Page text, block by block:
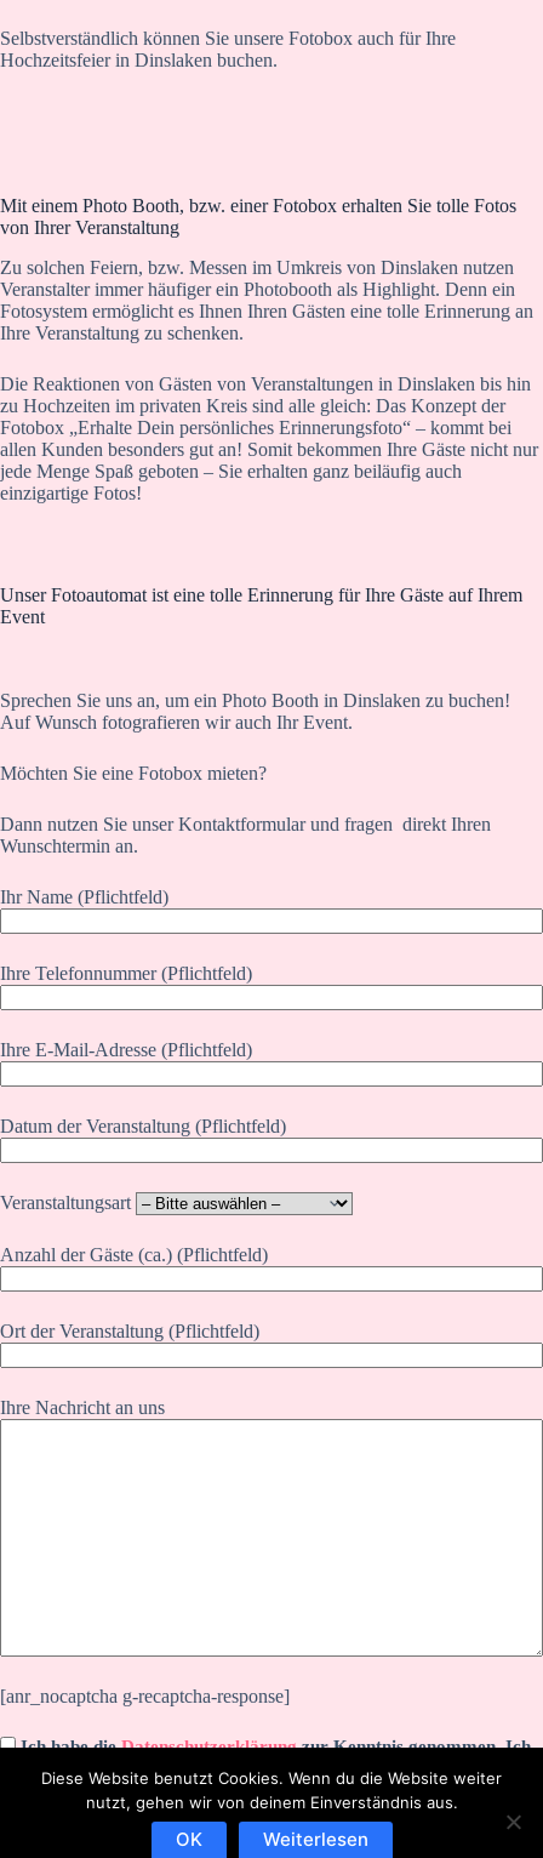
Selbstverständlich können Sie unsere Fotobox auch für Ihre
Hochzeitsfeier in Dinslaken buchen.
Mit einem Photo Booth, bzw. einer Fotobox erhalten Sie tolle Fotos
von Ihrer Veranstaltung
Zu solchen Feiern, bzw. Messen im Umkreis von Dinslaken nutzen
Veranstalter immer häufiger ein Photobooth als Highlight. Denn ein
Fotosystem ermöglicht es Ihnen Ihren Gästen eine tolle Erinnerung an
Ihre Veranstaltung zu schenken.
Die Reaktionen von Gästen von Veranstaltungen in Dinslaken bis hin
zu Hochzeiten im privaten Kreis sind alle gleich: Das Konzept der
Fotobox „Erhalte Dein persönliches Erinnerungsfoto“ – kommt bei
allen Kunden besonders gut an! Somit bekommen Ihre Gäste nicht nur
jede Menge Spaß geboten – Sie erhalten ganz beiläufig auch
einzigartige Fotos!
Unser Fotoautomat ist eine tolle Erinnerung für Ihre Gäste auf Ihrem
Event
Sprechen Sie uns an, um ein Photo Booth in Dinslaken zu buchen!
Auf Wunsch fotografieren wir auch Ihr Event.
Möchten Sie eine Fotobox mieten?
Dann nutzen Sie unser Kontaktformular und fragen direkt Ihren
Wunschtermin an.
Ihr Name (Pflichtfeld)
Ihre Telefonnummer (Pflichtfeld)
Ihre E-Mail-Adresse (Pflichtfeld)
Datum der Veranstaltung (Pflichtfeld)
Veranstaltungsart
Anzahl der Gäste (ca.) (Pflichtfeld)
Ort der Veranstaltung (Pflichtfeld)
Ihre Nachricht an uns
[anr_nocaptcha g-recaptcha-response]
Ich habe dieDatenschutzerklärungzur Kenntnis genommen. Ich
Rückfragen dauerhaft gespeichert werden.
Diese Website benutzt Cookies. Wenn du die Website weiter
nutzt, gehen wir von deinem Einverständnis aus.
OK Weiterlesen